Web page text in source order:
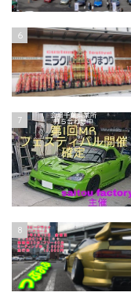
6
7
8